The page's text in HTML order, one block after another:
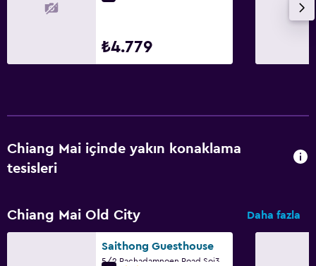
₺4.779
Chiang Mai içinde yakın konaklama
tesisleri
Chiang Mai Old City Daha fazla
Saithong Guesthouse